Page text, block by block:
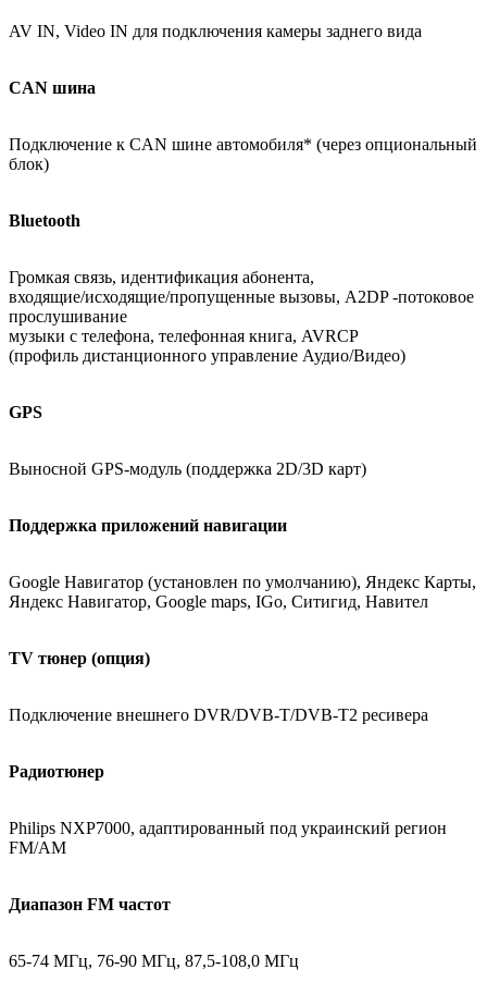
AV IN, Video IN для подключения камеры заднего вида
CAN шина
Подключение к CAN шине автомобиля* (через опциональный
блок)
Bluetooth
Громкая связь, идентификация абонента,
входящие/исходящие/пропущенные вызовы, A2DP -потоковое
прослушивание
музыки с телефона, телефонная книга, AVRCP
(профиль дистанционного управление Аудио/Видео)
GPS
Выносной GPS-модуль (поддержка 2D/3D карт)
Поддержка приложений навигации
Google Навигатор (установлен по умолчанию), Яндекс Карты,
Яндекс Навигатор, Google maps, IGo, Ситигид, Навител
TV тюнер (опция)
Подключение внешнего DVR/DVB-T/DVB-T2 ресивера
Радиотюнер
Philips NXP7000, адаптированный под украинский регион
FM/AM
Диапазон FM частот
65-74 МГц, 76-90 МГц, 87,5-108,0 МГц